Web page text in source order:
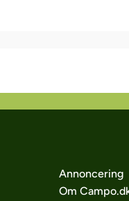
Annoncering
Om